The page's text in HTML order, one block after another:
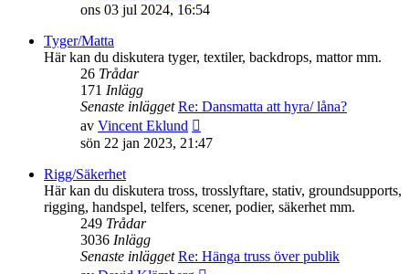
till
inlägget
ons 03 jul 2024, 16:54
Tyger/Matta
Här kan du diskutera tyger, textiler, backdrops, mattor mm.
26 Trådar
171 Inlägg
Senaste inlägget Re: Dansmatta att hyra/ låna?
av Vincent Eklund
till
inlägget
sön 22 jan 2023, 21:47
Rigg/Säkerhet
Här kan du diskutera tross, trosslyftare, stativ, groundsupports,
rigging, handspel, telfers, scener, podier, säkerhet mm.
249 Trådar
3036 Inlägg
Senaste inlägget Re: Hänga truss över publik